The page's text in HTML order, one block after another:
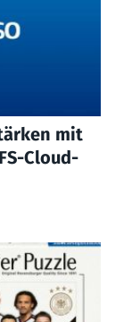
mit
Cloud-